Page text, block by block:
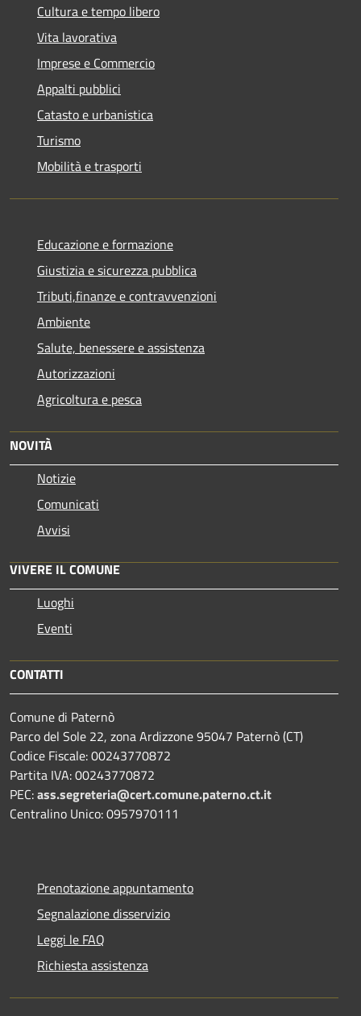
Cultura e tempo libero
Vita lavorativa
Imprese e Commercio
Appalti pubblici
Catasto e urbanistica
Turismo
Mobilità e trasporti
Educazione e formazione
Giustizia e sicurezza pubblica
Tributi,finanze e contravvenzioni
Ambiente
Salute, benessere e assistenza
Autorizzazioni
Agricoltura e pesca
NOVITÀ
Notizie
Comunicati
Avvisi
VIVERE IL COMUNE
Luoghi
Eventi
CONTATTI
Comune di Paternò
Parco del Sole 22, zona Ardizzone 95047 Paternò (CT)
Codice Fiscale: 00243770872
Partita IVA: 00243770872
PEC:ass.segreteria@cert.comune.paterno.ct.it
Centralino Unico: 0957970111
Prenotazione appuntamento
Segnalazione disservizio
Leggi le FAQ
Richiesta assistenza